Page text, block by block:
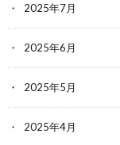
2025年7月
2025年6月
2025年5月
2025年4月